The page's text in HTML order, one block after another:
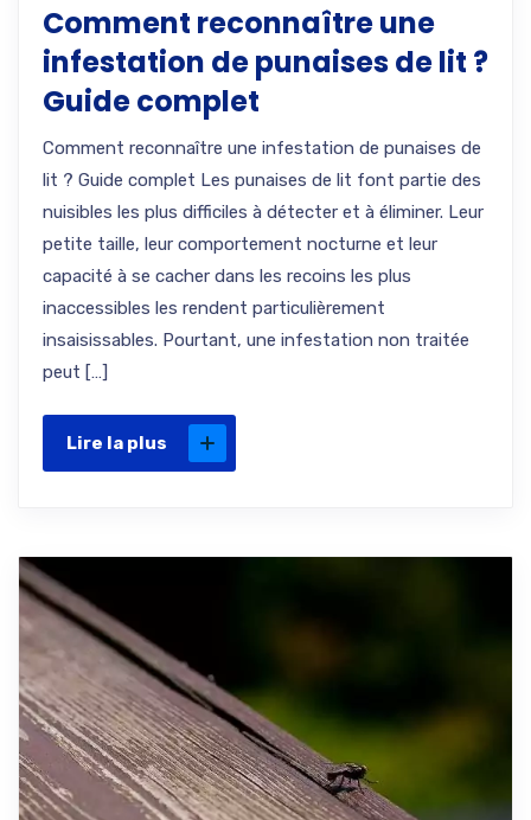
Comment reconnaître une
infestation de punaises de lit ?
Guide complet
Comment reconnaître une infestation de punaises de
lit ? Guide complet Les punaises de lit font partie des
nuisibles les plus difficiles à détecter et à éliminer. Leur
petite taille, leur comportement nocturne et leur
capacité à se cacher dans les recoins les plus
inaccessibles les rendent particulièrement
insaisissables. Pourtant, une infestation non traitée
peut […]
Lire la plus